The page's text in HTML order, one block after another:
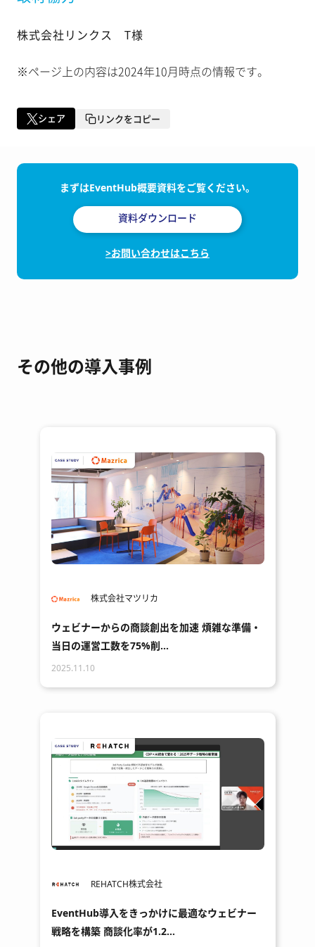
株式会社リンクス T様
※ページ上の内容は2024年10月時点の情報です。
シェア リンクをコピー
まずはEventHub概要資料をご覧ください。
資料ダウンロード
>お問い合わせはこちら
その他の導入事例
株式会社マツリカ
ウェビナーからの商談創出を加速 煩雑な準備・
当日の運営工数を75%削…
2025.11.10
REHATCH株式会社
EventHub導入をきっかけに最適なウェビナー
戦略を構築 商談化率が1.2…